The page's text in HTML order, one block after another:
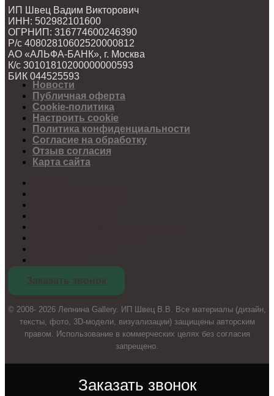
ИП Швец Вадим Викторович
ИНН: 502982101600
ОГРНИП: 316774600246390
Р/с 40802810602520000812
АО «АЛЬФА-БАНК», г. Москва
К/с 30101810200000000593
БИК 044525593
Новости
Публичная оферта
Cookie-политика
Настроить cookie
Политика конфиденциальности
Согласие на обработку
Отзыв согласия
Карта сайта
Заказать звонок
© 2008- 2026 Лепнина Gallery. ИП Швец В.В. Все материалы (дизайн,
тексты, фото, 3D-модели, визуализации) защищены авторским
правом. Использование в коммерческих целях без согласия
запрещено.
Заказать звонок